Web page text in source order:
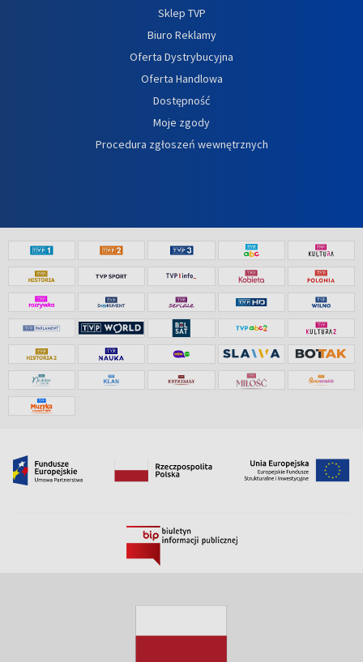
Sklep TVP
Biuro Reklamy
Oferta Dystrybucyjna
Oferta Handlowa
Dostępność
Moje zgody
Procedura zgłoszeń wewnętrznych